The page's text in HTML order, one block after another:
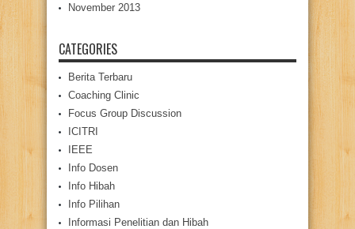
November 2013
CATEGORIES
Berita Terbaru
Coaching Clinic
Focus Group Discussion
ICITRI
IEEE
Info Dosen
Info Hibah
Info Pilihan
Informasi Penelitian dan Hibah